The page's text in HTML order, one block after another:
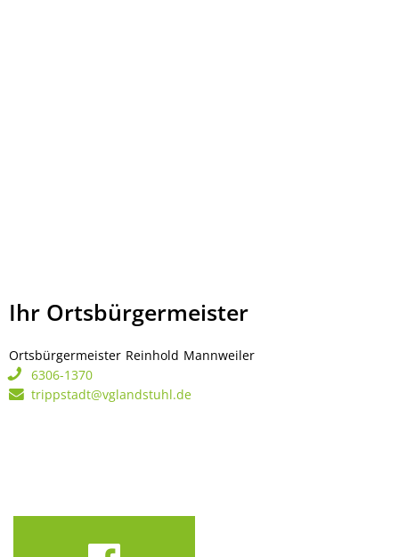
Ihr Ortsbürgermeister
Ortsbürgermeister Reinhold Mannweiler
6306-1370
trippstadt@vglandstuhl.de